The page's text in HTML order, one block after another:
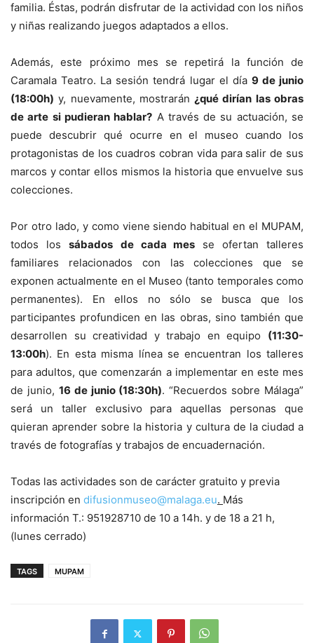
familia. Éstas, podrán disfrutar de la actividad con los niños
y niñas realizando juegos adaptados a ellos.
Además, este próximo mes se repetirá la función de
Caramala Teatro. La sesión tendrá lugar el día 9 de junio
(18:00h) y, nuevamente, mostrarán¿qué dirían las obras
de arte si pudieran hablar? A través de su actuación, se
puede descubrir qué ocurre en el museo cuando los
protagonistas de los cuadros cobran vida para salir de sus
marcos y contar ellos mismos la historia que envuelve sus
colecciones.
Por otro lado, y como viene siendo habitual en el MUPAM,
todos los sábados de cada mes se ofertan talleres
familiares relacionados con las colecciones que se
exponen actualmente en el Museo (tanto temporales como
permanentes). En ellos no sólo se busca que los
participantes profundicen en las obras, sino también que
desarrollen su creatividad y trabajo en equipo (11:30-
13:00h). En esta misma línea se encuentran los talleres
para adultos, que comenzarán a implementar en este mes
de junio, 16 de junio (18:30h). “Recuerdos sobre Málaga”
será un taller exclusivo para aquellas personas que
quieran aprender sobre la historia y cultura de la ciudad a
través de fotografías y trabajos de encuadernación.
Todas las actividades son de carácter gratuito y previa
inscripción en difusionmuseo@malaga.eu. Más
información T.: 951928710 de 10 a 14h. y de 18 a 21 h,
(lunes cerrado)
TAGS MUPAM